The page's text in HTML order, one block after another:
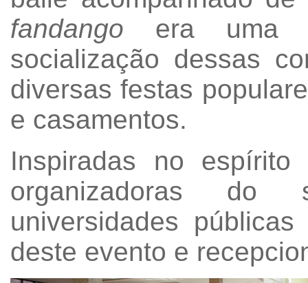
fandango era uma
socialização dessas
diversas festas
e casamentos.
Inspiradas no
organizadoras do
universidades
deste evento e